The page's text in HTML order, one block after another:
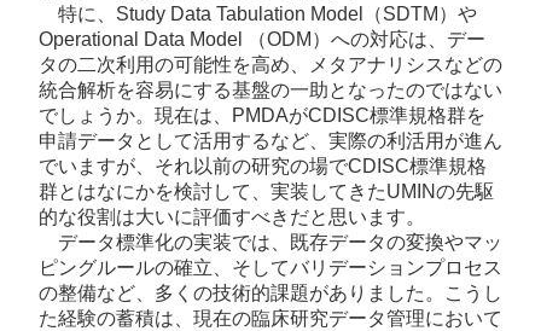
特に、Study Data Tabulation Model（SDTM）や
Operational Data Model （ODM）への対応は、デー
タの二次利用の可能性を高め、メタアナリシスなどの
統合解析を容易にする基盤の一助となったのではない
でしょうか。現在は、PMDAがCDISC標準規格群を
申請データとして活用するなど、実際の利活用が進ん
でいますが、それ以前の研究の場でCDISC標準規格
群とはなにかを検討して、実装してきたUMINの先駆
的な役割は大いに評価すべきだと思います。
データ標準化の実装では、既存データの変換やマッ
ピングルールの確立、そしてバリデーションプロセス
の整備など、多くの技術的課題がありました。こうし
た経験の蓄積は、現在の臨床研究データ管理において